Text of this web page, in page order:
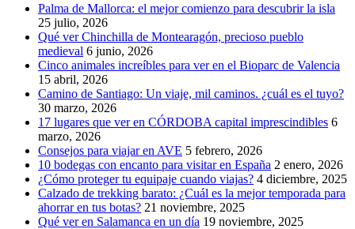
Palma de Mallorca: el mejor comienzo para descubrir la isla
25 julio, 2026
Qué ver Chinchilla de Montearagón, precioso pueblo
medieval 6 junio, 2026
Cinco animales increíbles para ver en el Bioparc de Valencia
15 abril, 2026
Camino de Santiago: Un viaje, mil caminos. ¿cuál es el tuyo?
30 marzo, 2026
17 lugares que ver en CÓRDOBA capital imprescindibles 6
marzo, 2026
Consejos para viajar en AVE 5 febrero, 2026
10 bodegas con encanto para visitar en España 2 enero, 2026
¿Cómo proteger tu equipaje cuando viajas? 4 diciembre, 2025
Calzado de trekking barato: ¿Cuál es la mejor temporada para
ahorrar en tus botas? 21 noviembre, 2025
Qué ver en Salamanca en un día 19 noviembre, 2025